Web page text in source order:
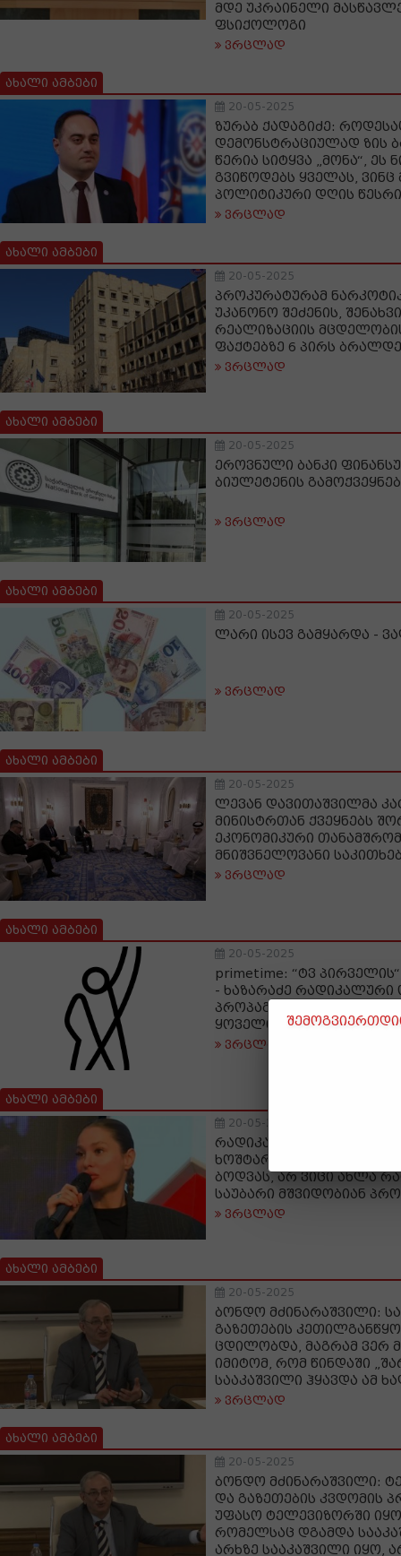
მდე უკრაინელი
ფსიქოლოგი
ვრცლად
ახალი ამბები
20-05-2025
ზურაბ ქადაგიძე:
დემონსტრაციულად ზის
წერია სიტყვა „მონა“, ეს
გვიწოდებს ყველას, ვინც
პოლიტიკური დღის
ვრცლად
ახალი ამბები
20-05-2025
პროკურატურამ
უკანონო შეძენის,
რეალიზაციის
ფაქტებზე 6 პირს
ვრცლად
ახალი ამბები
20-05-2025
ეროვნული ბანკი
ბიულეტენის
ვრცლად
ახალი ამბები
20-05-2025
ლარი ისევ გამყარდა -
ვრცლად
ახალი ამბები
20-05-2025
ლევან დავითაშვილმა
მინისტრთან ქვეყნებს
ეკონომიკური
მნიშვნელოვანი
ვრცლად
ახალი ამბები
20-05-2025
primetime: “ტვ
- ხაზარაძე რადიკალური
პროპაგანდისტულ
ყოველთვიურად 600 000
ვრცლად
ახალი ამბები
20-05-2025
რადიკალი აქტივისტი
ხოშტარიაზე: რაც
ბოდვას, არ ვიცი ახლა
საუბარი მშვიდობიან
ვრცლად
ახალი ამბები
20-05-2025
ბონდო მძინარაშვილი:
გაზეთების
ცდილობდა, მაგრამ ვერ
იმიტომ, რომ წინდაში
სააკაშვილი ჰყავდა ამ
ვრცლად
ახალი ამბები
20-05-2025
ბონდო მძინარაშვილი:
და გაზეთების კვდომის
უფასო ტელევიზორში
რომელსაც დგამდა
არხზე სააკაშვილი იყო,